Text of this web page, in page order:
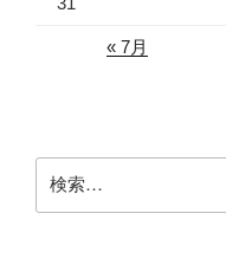
« 7月
索: